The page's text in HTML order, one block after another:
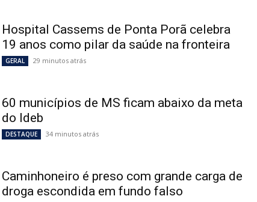
Hospital Cassems de Ponta Porã celebra
19 anos como pilar da saúde na fronteira
GERAL 29 minutos atrás
60 municípios de MS ficam abaixo da meta
do Ideb
DESTAQUE 34 minutos atrás
Caminhoneiro é preso com grande carga de
droga escondida em fundo falso